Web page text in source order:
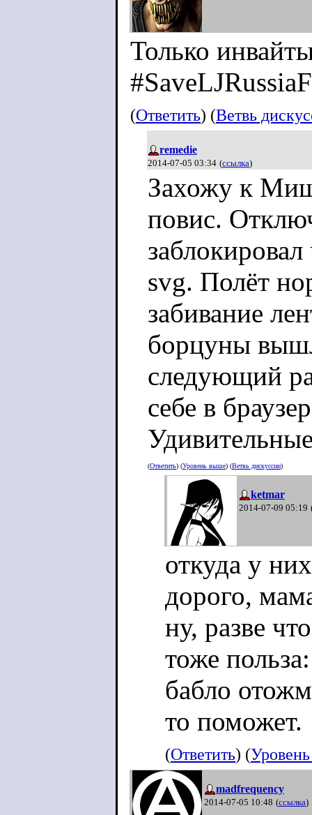
Только
(Ответить) (Ветвь
remedie
2014-07-05 03:34 (ссылка)
Захожу к
повис.
svg. Полёт
забивание
борцуны
следующий
себе в
(Ответить) (Уровень выше) (Ветвь дискуссии)
ketmar
2014-07-09 05:19
откуда у
дорого,
ну, разве
тоже
бабло
то поможет.
(Ответить) (
madfrequency
2014-07-05 10:48 (ссылка)